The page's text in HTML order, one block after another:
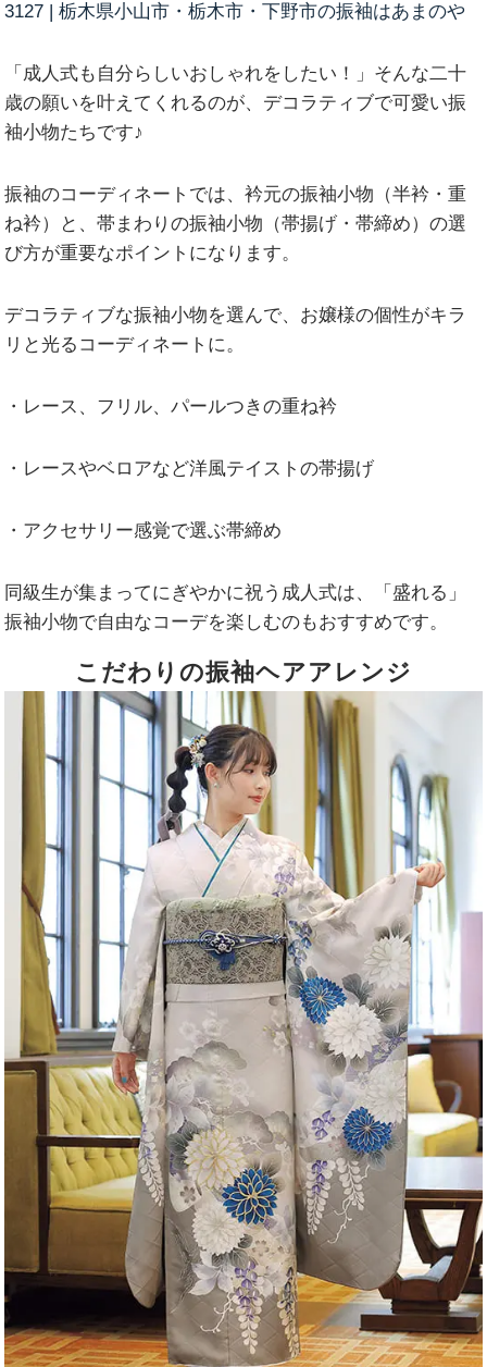
3127 | 栃木県小山市・栃木市・下野市の振袖はあまのや
「成人式も自分らしいおしゃれをしたい！」そんな二十
歳の願いを叶えてくれるのが、デコラティブで可愛い振
袖小物たちです♪
振袖のコーディネートでは、衿元の振袖小物（半衿・重
ね衿）と、帯まわりの振袖小物（帯揚げ・帯締め）の選
び方が重要なポイントになります。
デコラティブな振袖小物を選んで、お嬢様の個性がキラ
リと光るコーディネートに。
・レース、フリル、パールつきの重ね衿
・レースやベロアなど洋風テイストの帯揚げ
・アクセサリー感覚で選ぶ帯締め
同級生が集まってにぎやかに祝う成人式は、「盛れる」
振袖小物で自由なコーデを楽しむのもおすすめです。
こだわりの振袖ヘアアレンジ